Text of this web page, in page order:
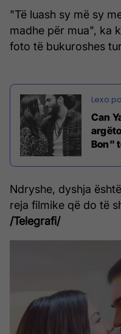
"Të luash sy më sy
madhe për mua", ka
foto të bukuroshes
Can
Bon"
Ndryshe, dyshja
reja filmike që do të
/Telegrafi/